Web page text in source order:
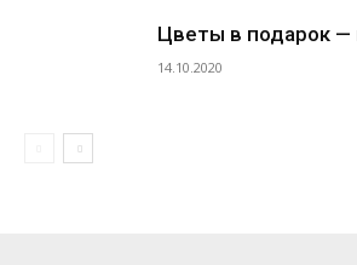
Цветы в подарок —
14.10.2020